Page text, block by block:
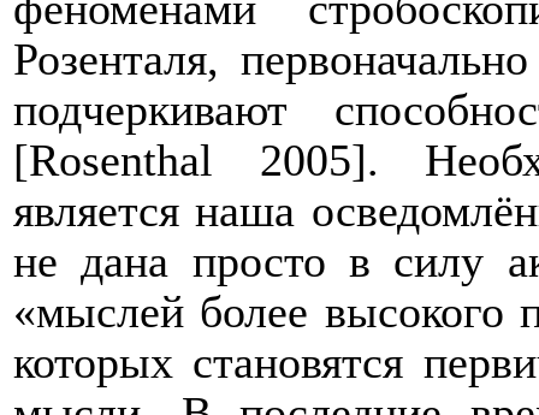
Розенталя,
подчеркивают
[Rosenthal 2005].
является наша
не дана просто в силу
«мыслей более высокого
которых становятся